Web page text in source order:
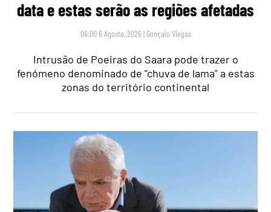
data e estas serão as regiões afetadas
06:00 6 Agosto, 2026 | Gonçalo Viegas
Intrusão de Poeiras do Saara pode trazer o
fenómeno denominado de "chuva de lama" a estas
zonas do território continental